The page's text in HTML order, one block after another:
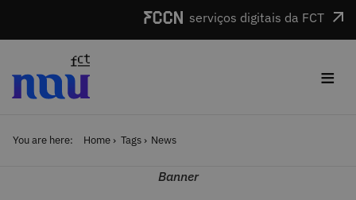
serviços digitais da FCT
≡
You are here: Home Tags News
Banner